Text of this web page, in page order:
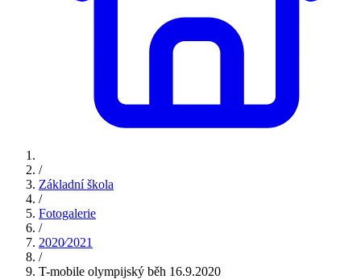
/
Základní škola
/
Fotogalerie
/
2020⁄2021
/
T-mobile olympijský běh 16.9.2020